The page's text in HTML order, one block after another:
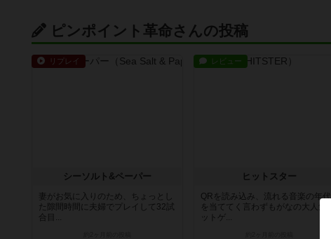
ピンポイント革命さんの投稿
リプレイ
シーソルト&ペーパー
妻がお気に入りのため、ちょっとし
た隙間時間に夫婦でプレイして32試
合目...
レビュー
ヒットスター
QRを読み込み、流れる音楽の年代
を当ててく言わずもがなの大人気ヒ
ットゲ...